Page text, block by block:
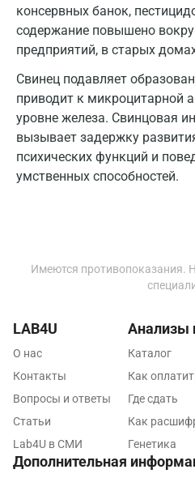
консервных банок,
содержание повышено
предприятий, в старых
Свинец подавляет
приводит к микроцитарной
уровне железа. Свинцовая
вызывает задержку
психических функций и
умственных способностей.
Воронеж
Всеволожск
Гатчина
Геленджик
Голубое
Дзержинск
Долгопрудный
Екатеринбург
Иваново
Имеются противопоказания.
LAB4U
О нас
Контакты
Вопросы и ответы
Статьи
Lab4U в СМИ
Анализы
Каталог
Как
Где сдать
Как
Генетика
Дополнительная